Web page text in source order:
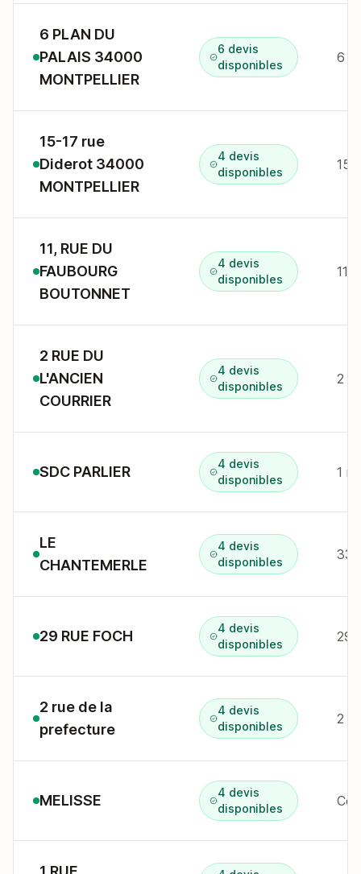
6 PLAN DU
PALAIS 34000
MONTPELLIER
6 devis
disponibles
6 r
15-17 rue
Diderot 34000
MONTPELLIER
4 devis
disponibles
15
11, RUE DU
FAUBOURG
BOUTONNET
4 devis
disponibles
2 RUE DU
L'ANCIEN
COURRIER
4 devis
disponibles
SDC PARLIER
4 devis
disponibles
1 r
LE
CHANTEMERLE
4 devis
disponibles
29 RUE FOCH
4 devis
disponibles
29
2 rue de la
prefecture
4 devis
disponibles
2 r
MELISSE
4 devis
disponibles